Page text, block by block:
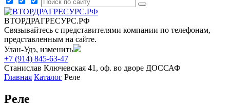
ВТОРДРАГРЕСУРС.РФ
Связывайтесь с представителями компании по телефонам,
представленным на сайте.
Улан-Удэ, изменить
+7 (914) 845-63-47
Станислав Ключевская 41, оф. во дворе ДОССАФ
Главная Каталог Реле
Реле